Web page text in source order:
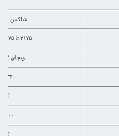
شاکمن 8X4/6X4 کامپران
۳۱۷۵ تا ۴۵۷۵ + ۱۴۰۰ میلی متر
ويچاي WP10H400E62
۳۴۰ تا ۵۶۰ اسب
۴۰۰ تا ۵۰۰ لیتر